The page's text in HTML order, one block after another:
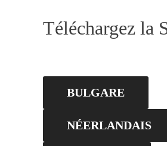
Téléchargez la
BULGARE
NÉERLANDAIS